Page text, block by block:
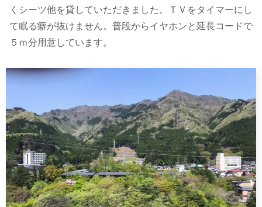
くシーツ他を貸していただきました。ＴＶをタイマーにし
て眠る癖が抜けません。普段からイヤホンと延長コードで
５ｍ分用意しています。